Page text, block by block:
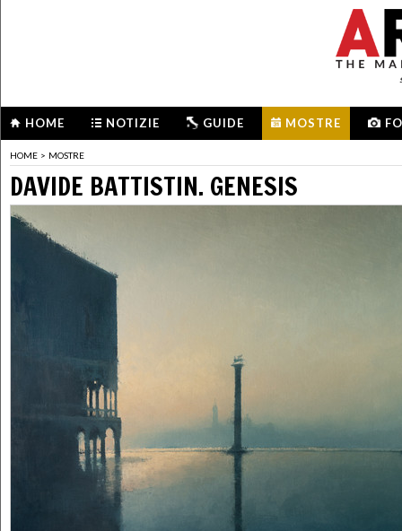
HOME NOTIZIE GUIDE MOSTRE
HOME > MOSTRE
DAVIDE BATTISTIN. GENESIS